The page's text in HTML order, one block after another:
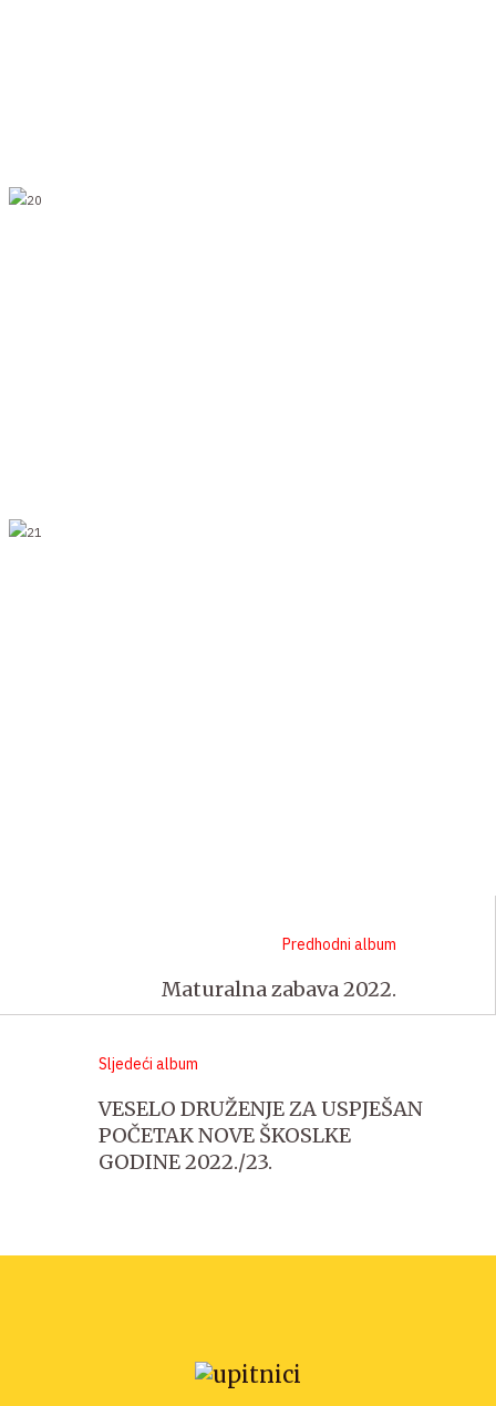
Predhodni album
Maturalna zabava 2022.
Sljedeći album
VESELO DRUŽENJE ZA USPJEŠAN
POČETAK NOVE ŠKOSLKE
GODINE 2022./23.